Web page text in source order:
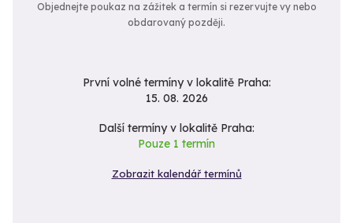
Objednejte poukaz na zážitek a termín si rezervujte vy nebo
obdarovaný později.
První volné termíny v lokalitě Praha:
15. 08. 2026
Další termíny v lokalitě Praha:
Pouze 1 termín
Zobrazit kalendář termínů